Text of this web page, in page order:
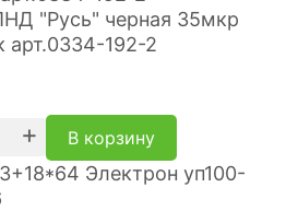
"Русь" черная 35мкр
арт.0334-192-2
+ В корзину